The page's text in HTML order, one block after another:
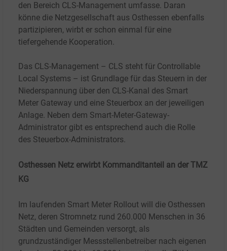
den Bereich CLS-Management umfasse. Daran
könne die Netzgesellschaft aus Osthessen ebenfalls
partizipieren, wirbt er schon einmal für eine
tiefergehende Kooperation.
Das CLS-Management – CLS steht für Controllable
Local Systems – ist Grundlage für das Steuern in der
Niederspannung über den CLS-Kanal des Smart
Meter Gateway und eine Steuerbox an der jeweiligen
Anlage. Neben dem Smart-Meter-Gateway-
Administrator gibt es entsprechend auch die Rolle
des Steuerbox-Administrators.
Osthessen Netz erwirbt Kommanditanteil an der TMZ
KG
Im laufenden Smart Meter Rollout will die Osthessen
Netz, deren Stromnetz rund 260.000 Menschen in 36
Städten und Gemeinden versorgt, als
grundzuständiger Messstellenbetreiber nach eigenen